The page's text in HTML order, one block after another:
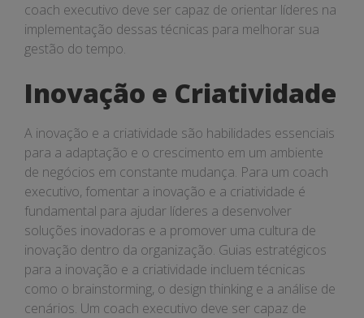
coach executivo deve ser capaz de orientar líderes na
implementação dessas técnicas para melhorar sua
gestão do tempo.
Inovação e Criatividade
A inovação e a criatividade são habilidades essenciais
para a adaptação e o crescimento em um ambiente
de negócios em constante mudança. Para um coach
executivo, fomentar a inovação e a criatividade é
fundamental para ajudar líderes a desenvolver
soluções inovadoras e a promover uma cultura de
inovação dentro da organização. Guias estratégicos
para a inovação e a criatividade incluem técnicas
como o brainstorming, o design thinking e a análise de
cenários. Um coach executivo deve ser capaz de